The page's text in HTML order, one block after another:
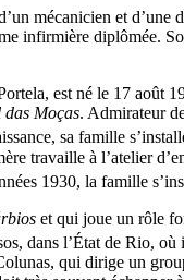
mécanicien et d’une
infirmière diplômée.
est né le 17 août
Moças. Admirateur
sa famille
travaille à l’atelier
1930, la famille
et qui joue un rôle
dans l’État de Rio,
qui dirige un